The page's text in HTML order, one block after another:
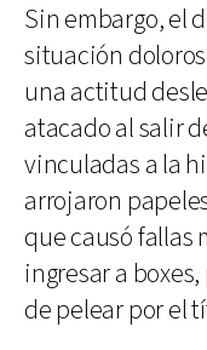
Sin embargo, el
situación
una actitud
atacado al salir
vinculadas a la
arrojaron
que causó fallas
ingresar a
de pelear por el